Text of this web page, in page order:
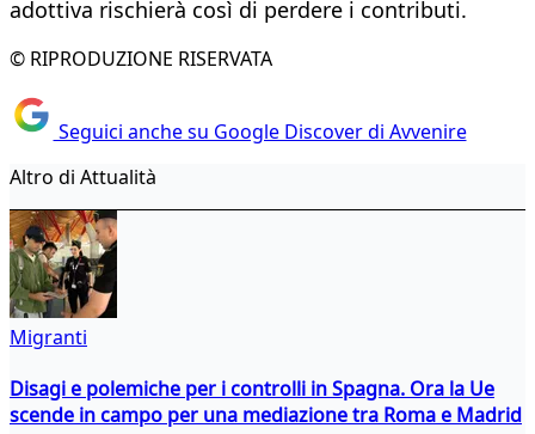
adottiva rischierà così di perdere i contributi.
© RIPRODUZIONE RISERVATA
Seguici anche su Google Discover di Avvenire
Altro di Attualità
Migranti
Disagi e polemiche per i controlli in Spagna. Ora la Ue
scende in campo per una mediazione tra Roma e Madrid